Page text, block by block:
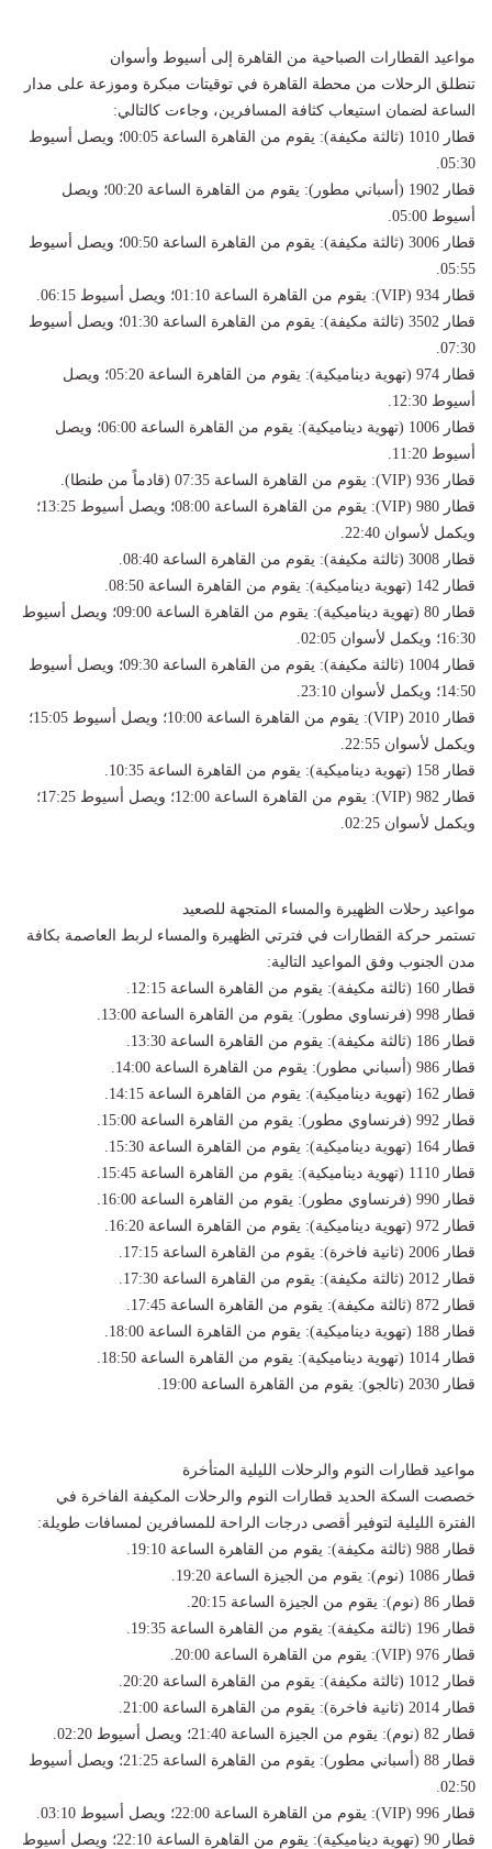
​مواعيد القطارات الصباحية من القاهرة إلى أسيوط وأسوان
​تنطلق الرحلات من محطة القاهرة في توقيتات مبكرة وموزعة على مدار
الساعة لضمان استيعاب كثافة المسافرين، وجاءت كالتالي:
​قطار 1010 (ثالثة مكيفة): يقوم من القاهرة الساعة 00:05؛ ويصل أسيوط
05:30.
​قطار 1902 (أسباني مطور): يقوم من القاهرة الساعة 00:20؛ ويصل
أسيوط 05:00.
​قطار 3006 (ثالثة مكيفة): يقوم من القاهرة الساعة 00:50؛ ويصل أسيوط
05:55.
​قطار 934 (VIP): يقوم من القاهرة الساعة 01:10؛ ويصل أسيوط 06:15.
​قطار 3502 (ثالثة مكيفة): يقوم من القاهرة الساعة 01:30؛ ويصل أسيوط
07:30.
​قطار 974 (تهوية ديناميكية): يقوم من القاهرة الساعة 05:20؛ ويصل
أسيوط 12:30.
​قطار 1006 (تهوية ديناميكية): يقوم من القاهرة الساعة 06:00؛ ويصل
أسيوط 11:20.
​قطار 936 (VIP): يقوم من القاهرة الساعة 07:35 (قادماً من طنطا).
​قطار 980 (VIP): يقوم من القاهرة الساعة 08:00؛ ويصل أسيوط 13:25؛
ويكمل لأسوان 22:40.
​قطار 3008 (ثالثة مكيفة): يقوم من القاهرة الساعة 08:40.
​قطار 142 (تهوية ديناميكية): يقوم من القاهرة الساعة 08:50.
​قطار 80 (تهوية ديناميكية): يقوم من القاهرة الساعة 09:00؛ ويصل أسيوط
16:30؛ ويكمل لأسوان 02:05.
​قطار 1004 (ثالثة مكيفة): يقوم من القاهرة الساعة 09:30؛ ويصل أسيوط
14:50؛ ويكمل لأسوان 23:10.
​قطار 2010 (VIP): يقوم من القاهرة الساعة 10:00؛ ويصل أسيوط 15:05؛
ويكمل لأسوان 22:55.
​قطار 158 (تهوية ديناميكية): يقوم من القاهرة الساعة 10:35.
​قطار 982 (VIP): يقوم من القاهرة الساعة 12:00؛ ويصل أسيوط 17:25؛
ويكمل لأسوان 02:25.
​مواعيد رحلات الظهيرة والمساء المتجهة للصعيد
​تستمر حركة القطارات في فترتي الظهيرة والمساء لربط العاصمة بكافة
مدن الجنوب وفق المواعيد التالية:
​قطار 160 (ثالثة مكيفة): يقوم من القاهرة الساعة 12:15.
​قطار 998 (فرنساوي مطور): يقوم من القاهرة الساعة 13:00.
​قطار 186 (ثالثة مكيفة): يقوم من القاهرة الساعة 13:30.
​قطار 986 (أسباني مطور): يقوم من القاهرة الساعة 14:00.
​قطار 162 (تهوية ديناميكية): يقوم من القاهرة الساعة 14:15.
​قطار 992 (فرنساوي مطور): يقوم من القاهرة الساعة 15:00.
​قطار 164 (تهوية ديناميكية): يقوم من القاهرة الساعة 15:30.
​قطار 1110 (تهوية ديناميكية): يقوم من القاهرة الساعة 15:45.
​قطار 990 (فرنساوي مطور): يقوم من القاهرة الساعة 16:00.
​قطار 972 (تهوية ديناميكية): يقوم من القاهرة الساعة 16:20.
​قطار 2006 (ثانية فاخرة): يقوم من القاهرة الساعة 17:15.
​قطار 2012 (ثالثة مكيفة): يقوم من القاهرة الساعة 17:30.
​قطار 872 (ثالثة مكيفة): يقوم من القاهرة الساعة 17:45.
​قطار 188 (تهوية ديناميكية): يقوم من القاهرة الساعة 18:00.
​قطار 1014 (تهوية ديناميكية): يقوم من القاهرة الساعة 18:50.
​قطار 2030 (تالجو): يقوم من القاهرة الساعة 19:00.
​مواعيد قطارات النوم والرحلات الليلية المتأخرة
​خصصت السكة الحديد قطارات النوم والرحلات المكيفة الفاخرة في
الفترة الليلية لتوفير أقصى درجات الراحة للمسافرين لمسافات طويلة:
​قطار 988 (ثالثة مكيفة): يقوم من القاهرة الساعة 19:10.
​قطار 1086 (نوم): يقوم من الجيزة الساعة 19:20.
​قطار 86 (نوم): يقوم من الجيزة الساعة 20:15.
​قطار 196 (ثالثة مكيفة): يقوم من القاهرة الساعة 19:35.
​قطار 976 (VIP): يقوم من القاهرة الساعة 20:00.
​قطار 1012 (ثالثة مكيفة): يقوم من القاهرة الساعة 20:20.
​قطار 2014 (ثانية فاخرة): يقوم من القاهرة الساعة 21:00.
​قطار 82 (نوم): يقوم من الجيزة الساعة 21:40؛ ويصل أسيوط 02:20.
​قطار 88 (أسباني مطور): يقوم من القاهرة الساعة 21:25؛ ويصل أسيوط
02:50.
​قطار 996 (VIP): يقوم من القاهرة الساعة 22:00؛ ويصل أسيوط 03:10.
​قطار 90 (تهوية ديناميكية): يقوم من القاهرة الساعة 22:10؛ ويصل أسيوط